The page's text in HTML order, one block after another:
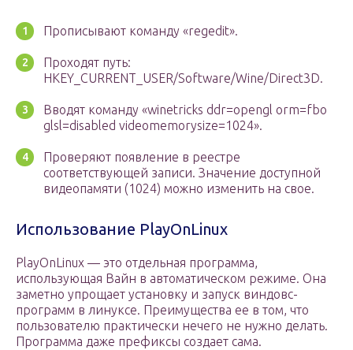
Прописывают команду «regedit».
Проходят путь:
HKEY_CURRENT_USER/Software/Wine/Direct3D.
Вводят команду «winetricks ddr=opengl orm=fbo
glsl=disabled videomemorysize=1024».
Проверяют появление в реестре
соответствующей записи. Значение доступной
видеопамяти (1024) можно изменить на свое.
Использование PlayOnLinux
PlayOnLinux — это отдельная программа,
использующая Вайн в автоматическом режиме. Она
заметно упрощает установку и запуск виндовс-
программ в линуксе. Преимущества ее в том, что
пользователю практически нечего не нужно делать.
Программа даже префиксы создает сама.